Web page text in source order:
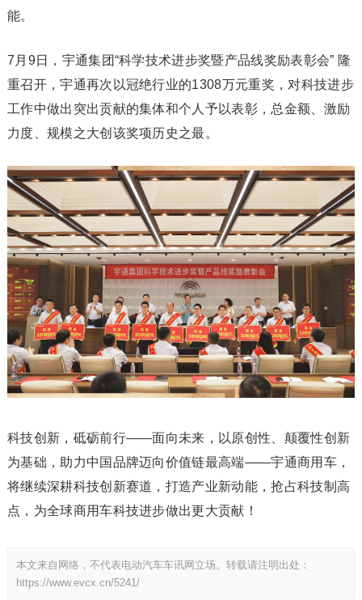
能。
7月9日，宇通集团“科学技术进步奖暨产品线奖励表彰会” 隆
重召开，宇通再次以冠绝行业的1308万元重奖，对科技进步
工作中做出突出贡献的集体和个人予以表彰，总金额、激励
力度、规模之大创该奖项历史之最。
科技创新，砥砺前行——面向未来，以原创性、颠覆性创新
为基础，助力中国品牌迈向价值链最高端——宇通商用车，
将继续深耕科技创新赛道，打造产业新动能，抢占科技制高
点，为全球商用车科技进步做出更大贡献！
本文来自网络，不代表电动汽车车讯网立场。转载请注明出处：
https://www.evcx.cn/5241/